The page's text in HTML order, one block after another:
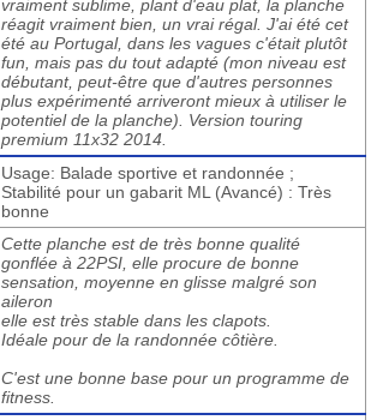
vraiment sublime, plant d'eau plat, la planche
réagit vraiment bien, un vrai régal. J'ai été cet
été au Portugal, dans les vagues c'était plutôt
fun, mais pas du tout adapté (mon niveau est
débutant, peut-être que d'autres personnes
plus expérimenté arriveront mieux à utiliser le
potentiel de la planche). Version touring
premium 11x32 2014.
Usage: Balade sportive et randonnée ;
Stabilité pour un gabarit ML (Avancé) : Très
bonne
Cette planche est de très bonne qualité
gonflée à 22PSI, elle procure de bonne
sensation, moyenne en glisse malgré son
aileron
elle est très stable dans les clapots.
Idéale pour de la randonnée côtière.
C'est une bonne base pour un programme de
fitness.